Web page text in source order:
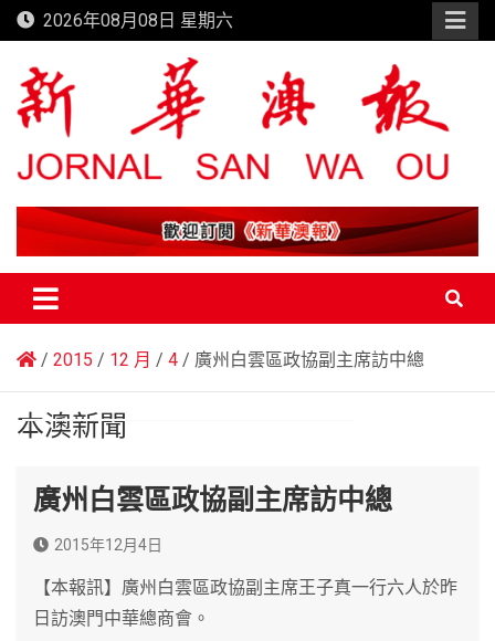
Skip
to
content
2026年08月08日 星期六
新華澳報
2015 12 月 4 廣州白雲區政協副主席訪中總
本澳新聞
廣州白雲區政協副主席訪中總
2015年12月4日
【本報訊】廣州白雲區政協副主席王子真一行六人於昨
日訪澳門中華總商會。